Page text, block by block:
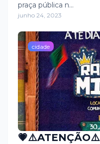
praça pública n…
junho 24, 2023
cidade